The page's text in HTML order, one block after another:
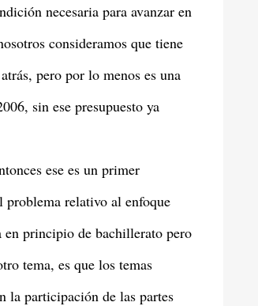
necesaria para avanzar en
consideramos que tiene
pero por lo menos es una
sin ese presupuesto ya
ese es un primer
problema relativo al enfoque
en principio de bachillerato pero
tema, es que los temas
la participación de las partes